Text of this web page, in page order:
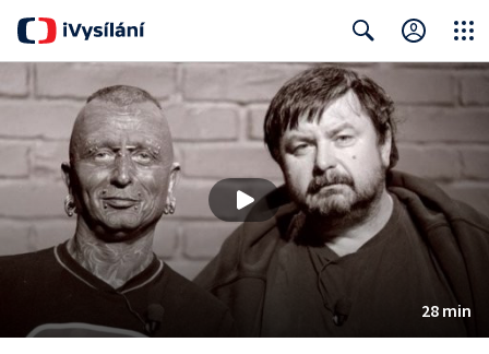
Search Close
28 min